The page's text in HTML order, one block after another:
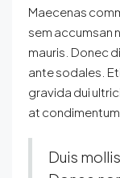
Maecenas
sem accumsan
mauris. Donec
ante sodales.
gravida dui
at
Duis